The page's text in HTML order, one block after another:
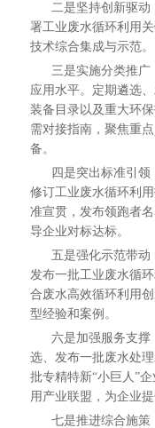
二是坚持创新驱动
署工业废水循环利用
技术综合集成与示范。
三是实施分类推广
应用水平。定期遴选
装备目录以及重大环
需对接指南，聚焦重
备。
四是突出标准引领
修订工业废水循环利
准宣贯，发布领跑者
导企业对标达标。
五是强化示范带动
发布一批工业废水循
合废水高效循环利用
型经验和案例。
六是加强服务支撑
选、发布一批废水处
批专精特新“小巨人”
用产业联盟，为企业
七是推进综合施策